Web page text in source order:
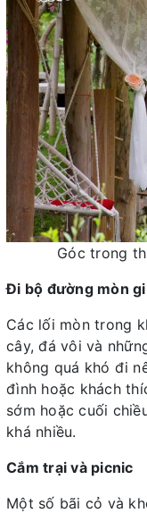
Góc trong
Đi bộ đường mòn
Các lối mòn trong
cây, đá vôi và
không quá khó đi
đình hoặc khách
sớm hoặc cuối
khá nhiều.
Cắm trại và picnic
Một số bãi cỏ và